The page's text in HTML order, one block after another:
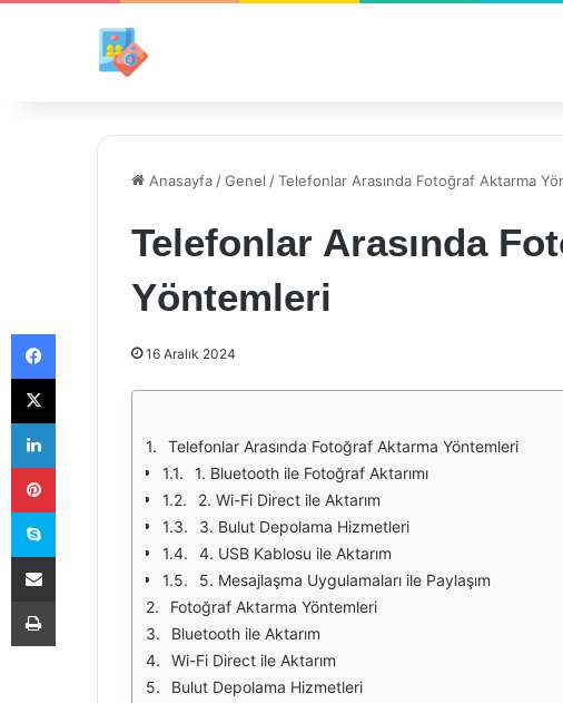
Anasayfa /Genel /Telefonlar Arasında Fotoğraf Aktarma
Telefonlar Arasında
Yöntemleri
16 Aralık 2024
Telefonlar Arasında Fotoğraf Aktarma Yöntemleri
1. Bluetooth ile Fotoğraf Aktarımı
2. Wi-Fi Direct ile Aktarım
3. Bulut Depolama Hizmetleri
4. USB Kablosu ile Aktarım
5. Mesajlaşma Uygulamaları ile Paylaşım
Fotoğraf Aktarma Yöntemleri
Bluetooth ile Aktarım
Wi-Fi Direct ile Aktarım
Bulut Depolama Hizmetleri
Facebook
X
LinkedIn
Pinterest
Skype
E-Posta ile paylaş